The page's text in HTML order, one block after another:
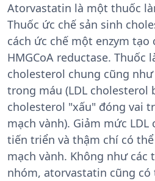
Atorvastatin là một thuốc
Thuốc ức chế sản sinh
cách ức chế một enzym tạo
HMGCoA reductase. Thuốc
cholesterol chung cũng
trong máu (LDL cholesterol
cholesterol "xấu" đóng vai
mạch vành). Giảm mức
tiến triển và thậm chí có
mạch vành. Không như các
nhóm, atorvastatin cũng